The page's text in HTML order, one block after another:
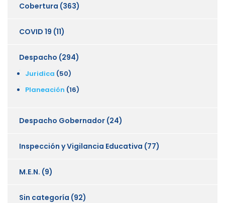
Cobertura (363)
COVID 19 (11)
Despacho (294)
Juridica (50)
Planeación (16)
Despacho Gobernador (24)
Inspección y Vigilancia Educativa (77)
M.E.N. (9)
Sin categoría (92)